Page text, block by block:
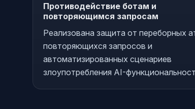
Противодействие ботам и
повторяющимся запросам
Реализована защита от переборных
повторяющихся запросов и
автоматизированных сценариев
злоупотребления AI-